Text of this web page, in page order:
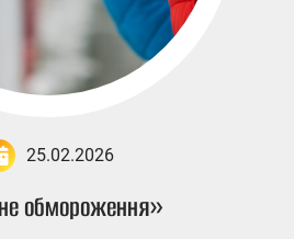
25.02.2026
обмороження»